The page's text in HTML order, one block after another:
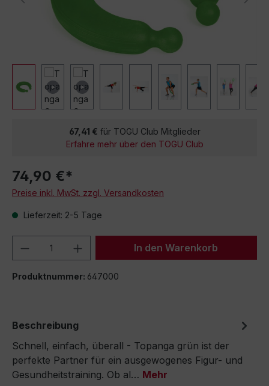
67,41 € für TOGU Club Mitglieder
Erfahre mehr über den TOGU Club
74,90 €*
Preise inkl. MwSt. zzgl. Versandkosten
Lieferzeit: 2-5 Tage
Produkt Anzahl: Gib denIn den Warenkorb
Produktnummer: 647000
Beschreibung
Schnell, einfach, überall - Topanga grün ist der
perfekte Partner für ein ausgewogenes Figur- und
Gesundheitstraining. Ob al… Mehr